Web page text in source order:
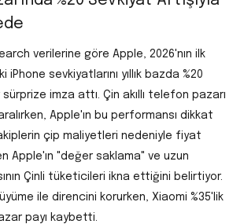
verilerine göre Apple, 2026'nın ilk
sevkiyatlarını yıllık bazda %20
imza attı. Çin akıllı telefon pazarı
Apple'ın bu performansı dikkat
çip maliyetleri nedeniyle fiyat
Apple'ın "değer saklama" ve uzun
Çinli tüketicileri ikna ettiğini belirtiyor.
ile direncini korurken, Xiaomi %35'lik
payı kaybetti.